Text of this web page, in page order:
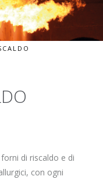
di riscaldo e di
con ogni